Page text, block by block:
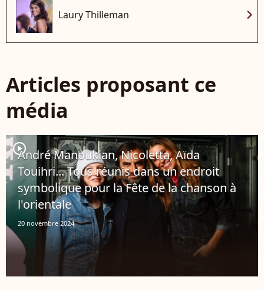
Laury Thilleman chevron_right
Articles proposant ce
média
player2André Manoukian, Nicoletta, Aïda
Touihri... Tous réunis dans un endroit
symbolique pour la Fête de la chanson à
l'orientale
20 novembre 2024